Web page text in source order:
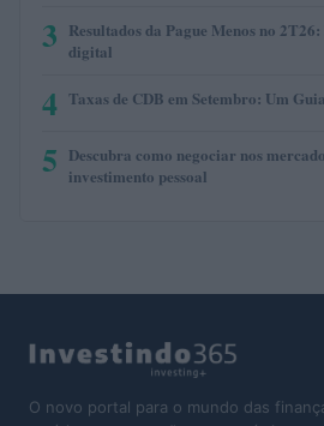
3 Resultados da Pague Menos no
digital
4 Taxas de CDB em Setembro: Um
5 Descubra como negociar nos
investimento pessoal
O novo portal para o mundo das